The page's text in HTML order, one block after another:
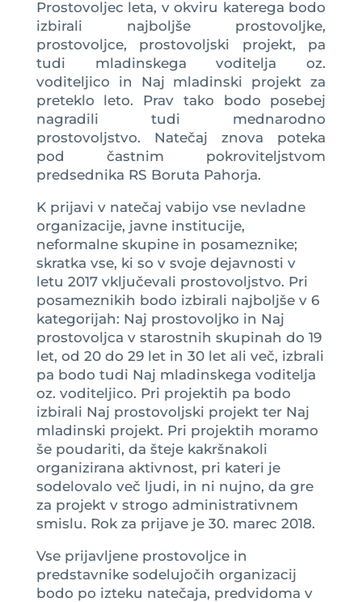
Prostovoljec leta, v okviru katerega bodo
izbirali najboljše prostovoljke,
prostovoljce, prostovoljski projekt, pa
tudi mladinskega voditelja oz.
voditeljico in Naj mladinski projekt za
preteklo leto. Prav tako bodo posebej
nagradili tudi mednarodno
prostovoljstvo. Natečaj znova poteka
pod častnim pokroviteljstvom
predsednika RS Boruta Pahorja.
K prijavi v natečaj vabijo vse nevladne
organizacije, javne institucije,
neformalne skupine in posameznike;
skratka vse, ki so v svoje dejavnosti v
letu 2017 vključevali prostovoljstvo. Pri
posameznikih bodo izbirali najboljše v 6
kategorijah: Naj prostovoljko in Naj
prostovoljca v starostnih skupinah do 19
let, od 20 do 29 let in 30 let ali več, izbrali
pa bodo tudi Naj mladinskega voditelja
oz. voditeljico. Pri projektih pa bodo
izbirali Naj prostovoljski projekt ter Naj
mladinski projekt. Pri projektih moramo
še poudariti, da šteje kakršnakoli
organizirana aktivnost, pri kateri je
sodelovalo več ljudi, in ni nujno, da gre
za projekt v strogo administrativnem
smislu. Rok za prijave je 30. marec 2018.
Vse prijavljene prostovoljce in
predstavnike sodelujočih organizacij
bodo po izteku natečaja, predvidoma v